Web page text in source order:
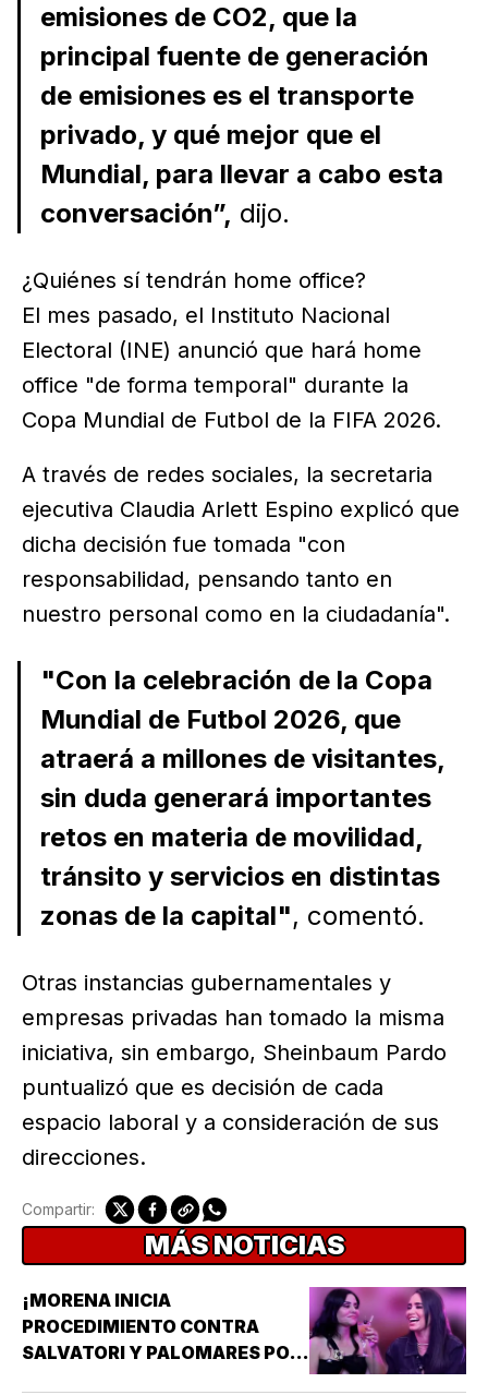
emisiones de CO2, que la
principal fuente de generación
de emisiones es el transporte
privado, y qué mejor que el
Mundial, para llevar a cabo esta
conversación”, dijo.
¿Quiénes sí tendrán home office?
El mes pasado, el Instituto Nacional
Electoral (INE) anunció que hará home
office "de forma temporal" durante la
Copa Mundial de Futbol de la FIFA 2026.
A través de redes sociales, la secretaria
ejecutiva Claudia Arlett Espino explicó que
dicha decisión fue tomada "con
responsabilidad, pensando tanto en
nuestro personal como en la ciudadanía".
"Con la celebración de la Copa
Mundial de Futbol 2026, que
atraerá a millones de visitantes,
sin duda generará importantes
retos en materia de movilidad,
tránsito y servicios en distintas
zonas de la capital", comentó.
Otras instancias gubernamentales y
empresas privadas han tomado la misma
iniciativa, sin embargo, Sheinbaum Pardo
puntualizó que es decisión de cada
espacio laboral y a consideración de sus
direcciones.
Compartir:
MÁS NOTICIAS
¡MORENA INICIA
PROCEDIMIENTO CONTRA
SALVATORI Y PALOMARES POR